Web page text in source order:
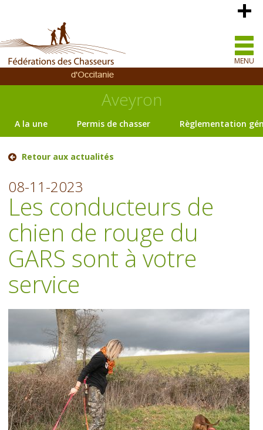
MENU
Aveyron
A la une Permis de chasser Règlementation
Retour aux actualités
08-11-2023
Les conducteurs de
chien de rouge du
GARS sont à votre
service